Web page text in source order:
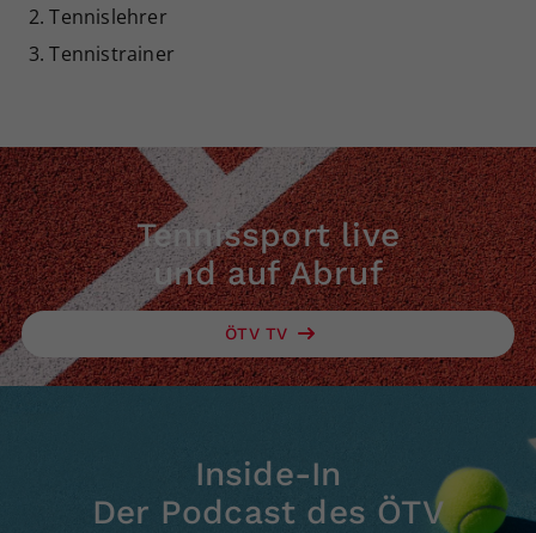
Tennislehrer
Tennistrainer
Tennissport live
und auf Abruf
ÖTV TV
Inside-In
Der Podcast des ÖTV
Einstellungen. Unter anderem eine
Webseiten-Betreiber dies eingestellt
hat.